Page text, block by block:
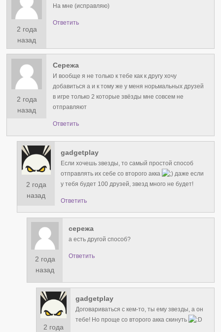
2 года
назад
На мне (исправляю)
Ответить
2 года
назад
Сережа
И вообще я не только к тебе как к другу хочу
добавиться а и к тому же у меня норьмальных друзей
в игре только 2 которые звёзды мне совсем не
отправляют
Ответить
2 года
назад
gadgetplay
Если хочешь звезды, то самый простой способ
отправлять их себе со второго акка
даже если
у тебя будет 100 друзей, звезд много не будет!
Ответить
2 года
назад
сережа
а есть другой способ?
Ответить
2 года
gadgetplay
Договариваться с кем-то, ты ему звезды, а он
тебе! Но проще со второго акка скинуть